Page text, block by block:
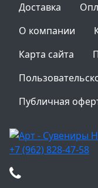
Доставка
О компании
Карта сайта
Публичная
+7 (962) 828-47-58